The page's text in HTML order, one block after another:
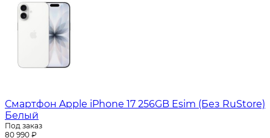
Смартфон Apple iPhone 17 256GB Esim (Без RuStore)
Белый
Под заказ
80 990 ₽